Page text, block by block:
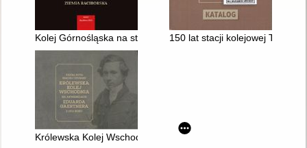
Kolej Górnośląska na starej fotografii : Ziemia Raciborska
150 lat stacji kolejowej
Królewska Kolej Wschodnia na akwarelach Eduarda